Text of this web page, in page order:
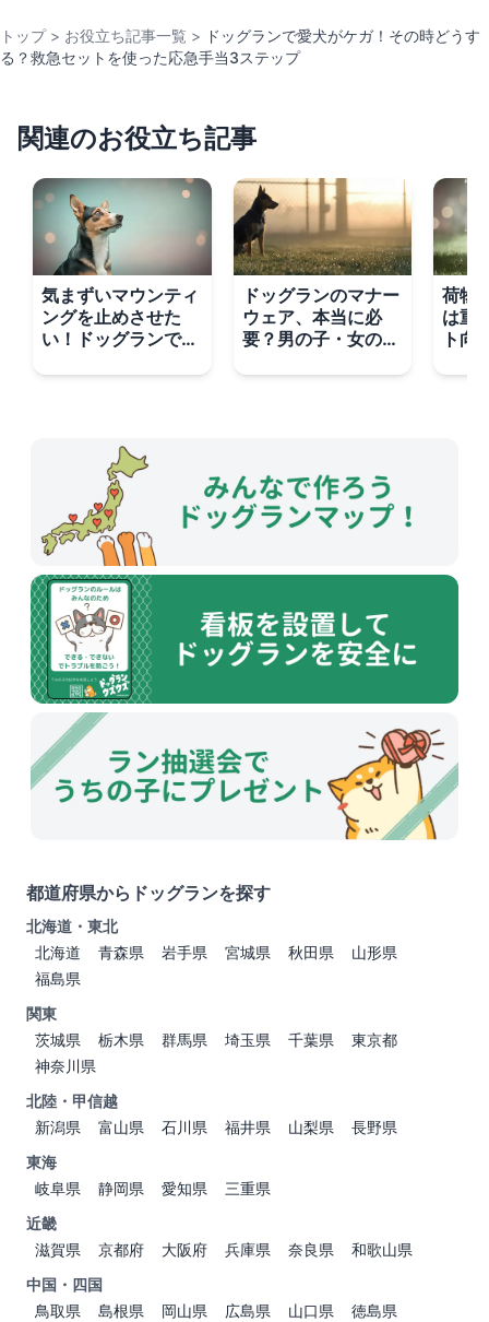
トップ > お役立ち記事一覧 > ドッグランで愛犬がケガ！その時どうす
る？救急セットを使った応急手当3ステップ
関連のお役立ち記事
気まずいマウンティ
ングを止めさせた
い！ドッグランでの
ドッグランのマナー
ウェア、本当に必
要？男の子・女の子
荷物
は重
ト向
都道府県からドッグランを探す
北海道・東北
北海道
青森県 岩手県 宮城県 秋田県
山形県
福島県
関東
茨城県
栃木県 群馬県 埼玉県 千葉県
東京都
神奈川県
北陸・甲信越
新潟県
富山県 石川県 福井県 山梨県
長野県
東海
岐阜県
静岡県 愛知県
三重県
近畿
滋賀県
京都府 大阪府 兵庫県 奈良県
和歌山県
中国・四国
鳥取県
島根県 岡山県 広島県 山口県
徳島県